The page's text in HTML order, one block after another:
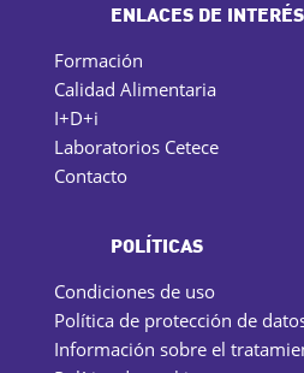
ENLACES DE INTERÉS
Formación
Calidad Alimentaria
I+D+i
Laboratorios Cetece
Contacto
POLÍTICAS
Condiciones de uso
Política de protección de
Información sobre el